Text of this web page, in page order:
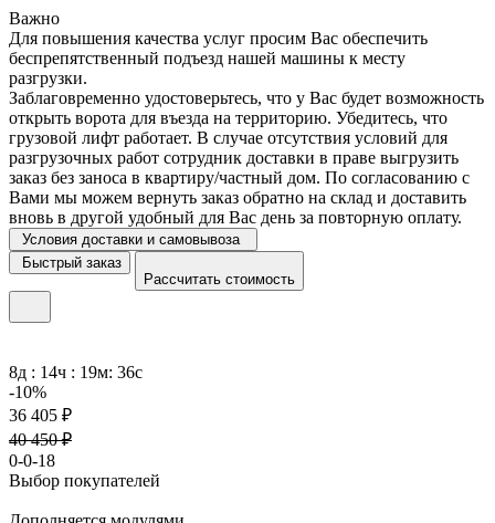
Важно
Для повышения качества услуг просим Вас обеспечить
беспрепятственный подъезд нашей машины к месту
разгрузки.
Заблаговременно удостоверьтесь, что у Вас будет возможность
открыть ворота для въезда на территорию. Убедитесь, что
грузовой лифт работает. В случае отсутствия условий для
разгрузочных работ сотрудник доставки в праве выгрузить
заказ без заноса в квартиру/частный дом. По согласованию с
Вами мы можем вернуть заказ обратно на склад и доставить
вновь в другой удобный для Вас день за повторную оплату.
Условия доставки и самовывоза
Быстрый заказ
Рассчитать стоимость
8д : 14ч : 19м: 36с
-10%
36 405 ₽
40 450 ₽
0-0-18
Выбор покупателей